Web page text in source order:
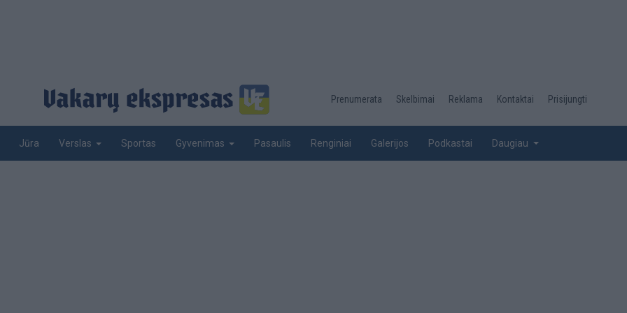
Desktop
top
Prenumerata Skelbimai Reklama Kontaktai Prisijungti
Jūra Verslas Sportas Gyvenimas Pasaulis Renginiai Galerijos Podkastai Daugiau